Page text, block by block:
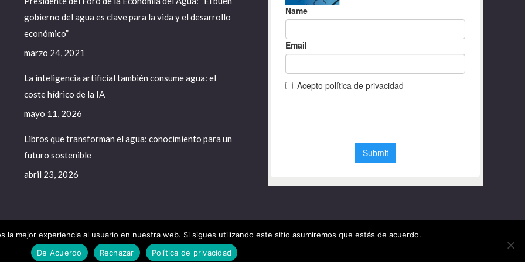
gobierno del agua es clave para la vida y el desarrollo
económico”
marzo 24, 2021
La inteligencia artificial también consume agua: el
coste hídrico de la IA
mayo 11, 2026
Libros que transforman el agua: conocimiento para un
futuro sostenible
abril 23, 2026
del Agua - 2020. All rights reserved.
la mejor experiencia al usuario en nuestra web. Si sigues utilizando este sitio asumiremos que estás de acuerdo.
De Acuerdo
Rechazar Política de privacidad